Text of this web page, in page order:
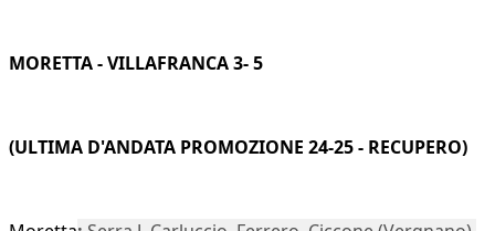
MORETTA - VILLAFRANCA 3- 5
(ULTIMA D'ANDATA PROMOZIONE 24-25 - RECUPERO)